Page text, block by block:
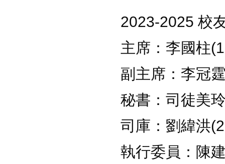
2023-2025 校
主席：李國柱
副主席：李冠
秘書：司徒美
司庫：劉緯洪
執行委員：陳